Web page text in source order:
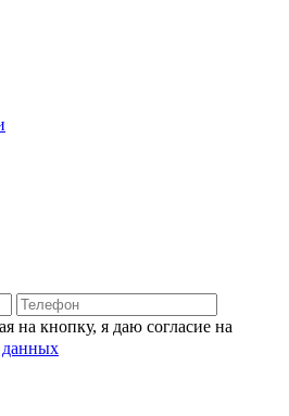
на кнопку, я даю согласие на
данных